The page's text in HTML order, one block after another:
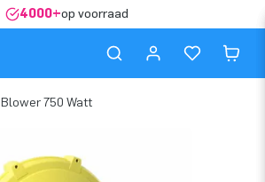
4000+op voorraad
Blower 750 Watt